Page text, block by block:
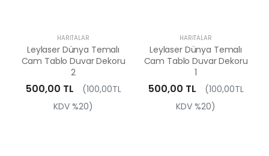
HARITALAR
Leylaser Dünya Temalı
Cam Tablo Duvar Dekoru
2
500,00 TL
(100,00TL
KDV %20)
HARITALAR
Leylaser Dünya Temalı
Cam Tablo Duvar Dekoru
1
500,00 TL
(100,00TL
KDV %20)